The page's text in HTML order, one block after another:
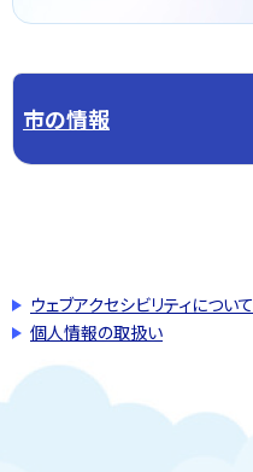
市の情報
ウェブアクセシビリティについて
個人情報の取扱い